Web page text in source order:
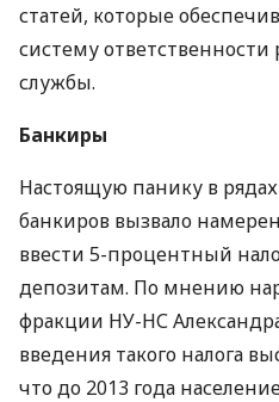
статей, которые
систему ответственности
службы.
Банкиры
Настоящую панику в
банкиров вызвало
ввести 5-процентный
депозитам. По мнению
фракции НУ-НС
введения такого налога
что до 2013 года